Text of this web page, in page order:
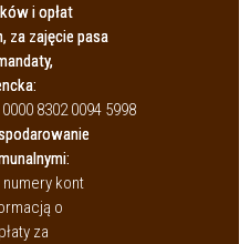
i opłat
za zajęcie pasa
8302 0094 5998
kont
o
za